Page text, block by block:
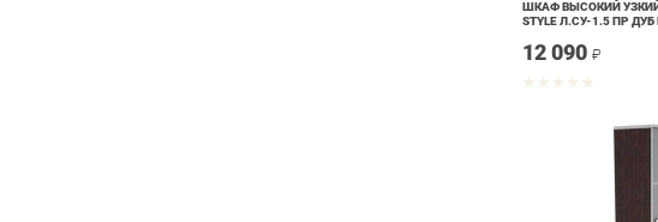
ШКАФ ВЫСОКИЙ
STYLE Л.СУ-1.5 ПР
12 090 ₽